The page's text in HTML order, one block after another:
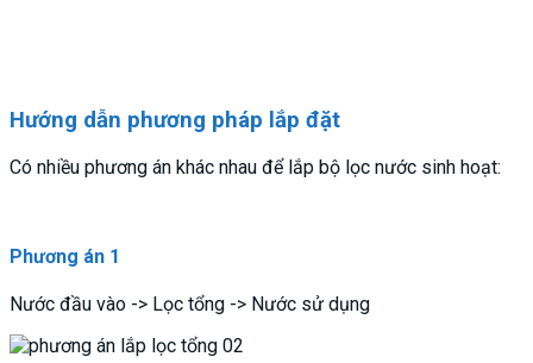
Hướng dẫn phương pháp lắp đặt
Có nhiều phương án khác nhau để lắp bộ lọc nước sinh hoạt:
Phương án 1
Nước đầu vào -> Lọc tổng -> Nước sử dụng